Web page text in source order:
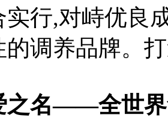
实行,对峙优良
的调养品牌。
之名——全世界